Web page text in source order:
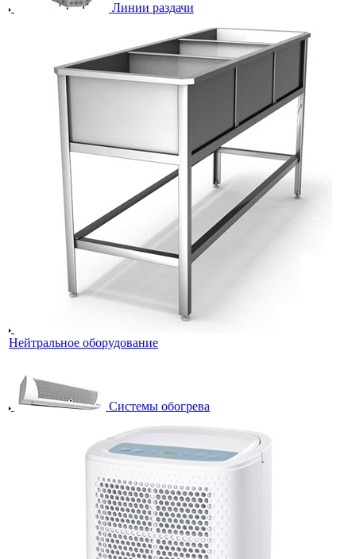
Линии раздачи
Нейтральное оборудование
Системы обогрева